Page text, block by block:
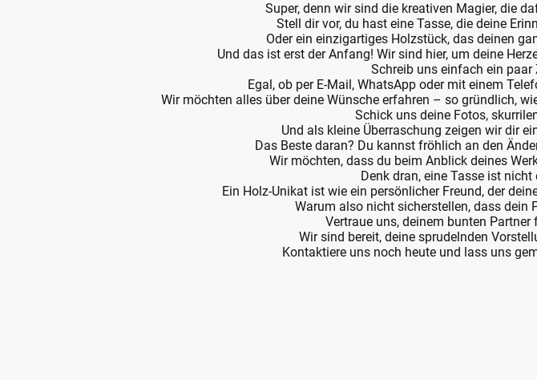
Super, denn wir sind die kreativen Magier, die
Stell dir vor, du hast eine Tasse, die deine
Oder ein einzigartiges Holzstück, das deinen
Und das ist erst der Anfang! Wir sind hier, um deine
Schreib uns einfach ein
Egal, ob per E-Mail, WhatsApp oder mit einem
Wir möchten alles über deine Wünsche erfahren – so gründlich,
Schick uns deine Fotos,
Und als kleine Überraschung zeigen wir dir
Das Beste daran? Du kannst fröhlich an den
Wir möchten, dass du beim Anblick deines
Denk dran, eine Tasse ist
Ein Holz-Unikat ist wie ein persönlicher Freund, der
Warum also nicht sicherstellen, dass dein
Vertraue uns, deinem bunten
Wir sind bereit, deine sprudelnden
Kontaktiere uns noch heute und lass uns